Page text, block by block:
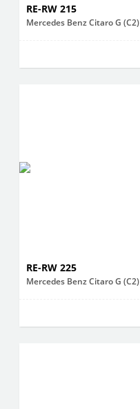
RE-RW 215
Mercedes Benz Citaro G (C2)
RE-RW 225
Mercedes Benz Citaro G (C2)